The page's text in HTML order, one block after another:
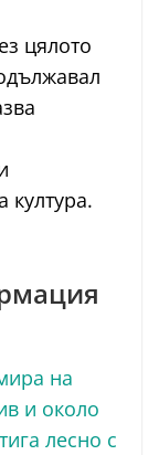
цялото
култура.
на
и около
лесно с